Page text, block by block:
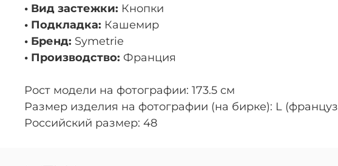
• Вид застежки: Кнопки
• Подкладка: Кашемир
• Бренд: Symetrie
• Производство: Франция
Рост модели на фотографии: 173.5 см
Размер изделия на фотографии (на бирке): L
Российский размер: 48